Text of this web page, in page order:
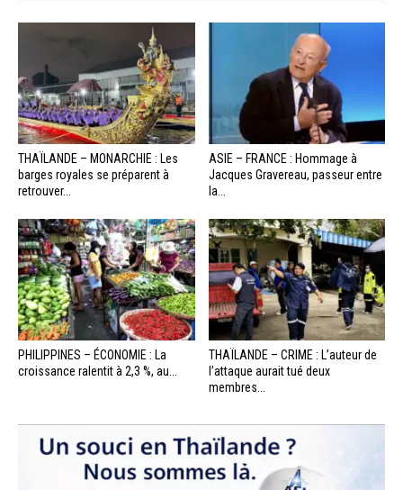
THAÏLANDE – MONARCHIE : Les
barges royales se préparent à
retrouver...
ASIE – FRANCE : Hommage à
Jacques Gravereau, passeur entre
la...
PHILIPPINES – ÉCONOMIE : La
croissance ralentit à 2,3 %, au...
THAÏLANDE – CRIME : L’auteur de
l’attaque aurait tué deux
membres...